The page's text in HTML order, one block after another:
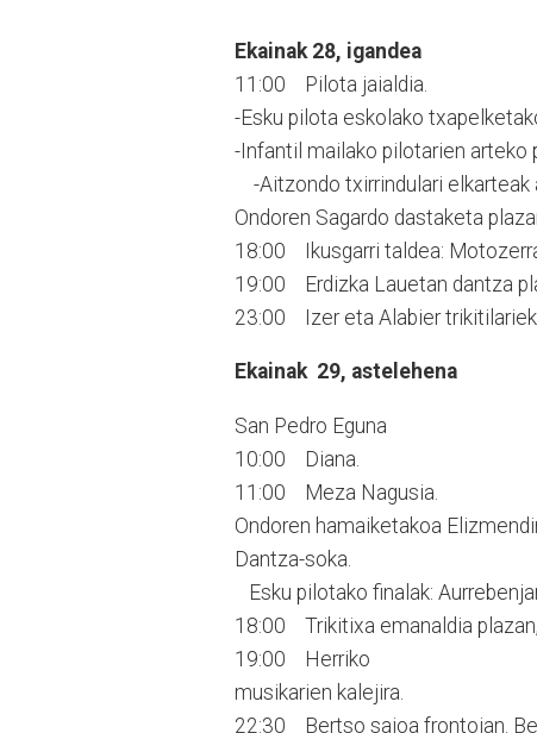
Ekainak 28, igandea
11:00 Pilota jaialdia.
-Esku pilota eskolako
-Infantil mailako pilotarien arteko
-Aitzondo txirrindulari elkarteak
Ondoren Sagardo dastaketa
18:00 Ikusgarri taldea:
19:00 Erdizka Lauetan dantza
23:00 Izer eta Alabier
Ekainak 29, astelehena
San Pedro Eguna
10:00 Diana.
11:00 Meza Nagusia.
Ondoren hamaiketakoa
Dantza-soka.
Esku pilotako finalak:
18:00 Trikitixa emanaldia
19:00 Herriko
musikarien kalejira.
22:30 Bertso saioa frontoian.